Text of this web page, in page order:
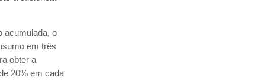
acumulada, o
em três
obter a
20% em cada